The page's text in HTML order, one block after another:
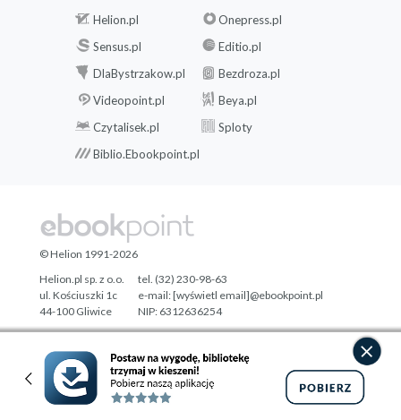
Helion.pl
Onepress.pl
Sensus.pl
Editio.pl
DlaBystrzakow.pl
Bezdroza.pl
Videopoint.pl
Beya.pl
Czytalisek.pl
Sploty
Biblio.Ebookpoint.pl
Designed with ♥ byTonik.pl
© Helion 1991-2026
Helion.pl sp. z o.o.
ul. Kościuszki 1c
44-100 Gliwice
tel. (32) 230-98-63
e-mail:[wyświetl email]@ebookpoint.pl
NIP: 6312636254
Regon: 241989027
Pełna wersja strony »